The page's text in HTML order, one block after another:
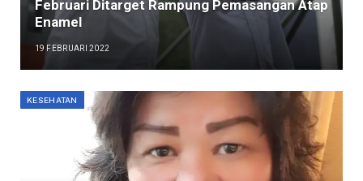
Februari Ditarget Rampung Pemasangan Atap
Enamel
19 FEBRUARI 2022
KESEHATAN